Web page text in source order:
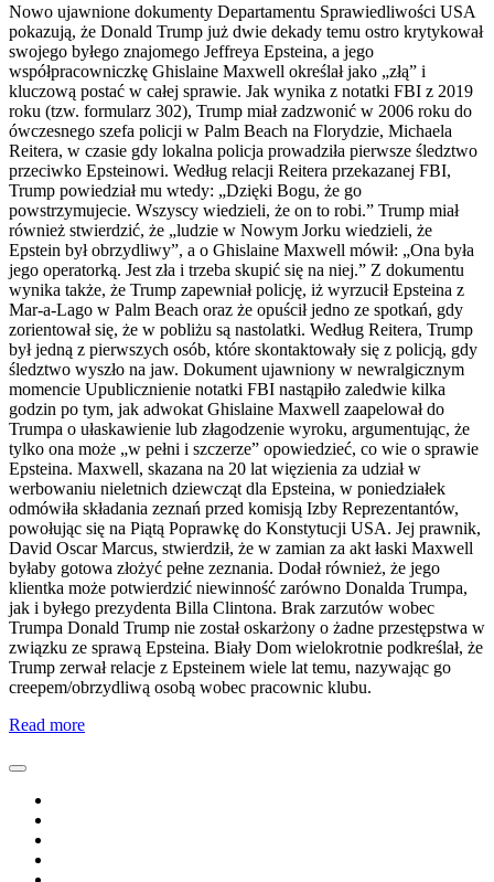
Nowo ujawnione dokumenty Departamentu Sprawiedliwości USA
pokazują, że Donald Trump już dwie dekady temu ostro krytykował
swojego byłego znajomego Jeffreya Epsteina, a jego
współpracowniczkę Ghislaine Maxwell określał jako „złą” i
kluczową postać w całej sprawie. Jak wynika z notatki FBI z 2019
roku (tzw. formularz 302), Trump miał zadzwonić w 2006 roku do
ówczesnego szefa policji w Palm Beach na Florydzie, Michaela
Reitera, w czasie gdy lokalna policja prowadziła pierwsze śledztwo
przeciwko Epsteinowi. Według relacji Reitera przekazanej FBI,
Trump powiedział mu wtedy: „Dzięki Bogu, że go
powstrzymujecie. Wszyscy wiedzieli, że on to robi.” Trump miał
również stwierdzić, że „ludzie w Nowym Jorku wiedzieli, że
Epstein był obrzydliwy”, a o Ghislaine Maxwell mówił: „Ona była
jego operatorką. Jest zła i trzeba skupić się na niej.” Z dokumentu
wynika także, że Trump zapewniał policję, iż wyrzucił Epsteina z
Mar-a-Lago w Palm Beach oraz że opuścił jedno ze spotkań, gdy
zorientował się, że w pobliżu są nastolatki. Według Reitera, Trump
był jedną z pierwszych osób, które skontaktowały się z policją, gdy
śledztwo wyszło na jaw. Dokument ujawniony w newralgicznym
momencie Upublicznienie notatki FBI nastąpiło zaledwie kilka
godzin po tym, jak adwokat Ghislaine Maxwell zaapelował do
Trumpa o ułaskawienie lub złagodzenie wyroku, argumentując, że
tylko ona może „w pełni i szczerze” opowiedzieć, co wie o sprawie
Epsteina. Maxwell, skazana na 20 lat więzienia za udział w
werbowaniu nieletnich dziewcząt dla Epsteina, w poniedziałek
odmówiła składania zeznań przed komisją Izby Reprezentantów,
powołując się na Piątą Poprawkę do Konstytucji USA. Jej prawnik,
David Oscar Marcus, stwierdził, że w zamian za akt łaski Maxwell
byłaby gotowa złożyć pełne zeznania. Dodał również, że jego
klientka może potwierdzić niewinność zarówno Donalda Trumpa,
jak i byłego prezydenta Billa Clintona. Brak zarzutów wobec
Trumpa Donald Trump nie został oskarżony o żadne przestępstwa w
związku ze sprawą Epsteina. Biały Dom wielokrotnie podkreślał, że
Trump zerwał relacje z Epsteinem wiele lat temu, nazywając go
creepem/obrzydliwą osobą wobec pracownic klubu.
Read more